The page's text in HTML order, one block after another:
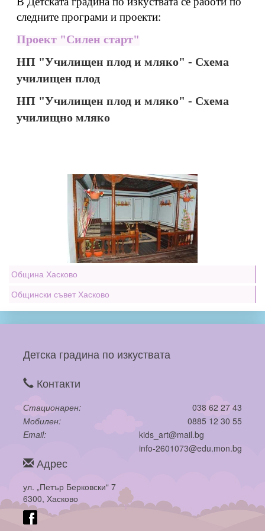
следните програми и проекти:
Проект "Силен старт"
НП "Училищен плод и мляко" - Схема
училищен плод
НП "Училищен плод и мляко" - Схема
училищно мляко
Община Хасково
Общински съвет Хасково
Детска градина по изкуствата
Контакти
Стационарен
038 62 27 43
Мобилен
0885 12 30 55
Email
kids_art@mail.bg
info-2601073@edu.mon.bg
Адрес
ул. „Петър Берковски“ 7
6300, Хасково